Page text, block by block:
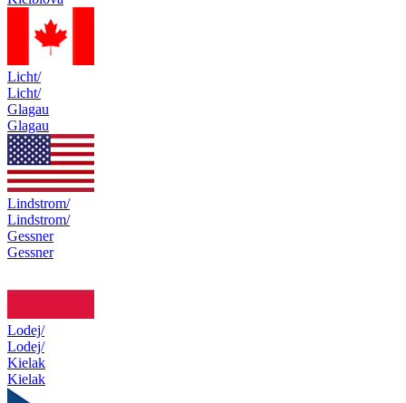
Licht/
Licht/
Glagau
Glagau
Lindstrom/
Lindstrom/
Gessner
Gessner
Lodej/
Lodej/
Kielak
Kielak